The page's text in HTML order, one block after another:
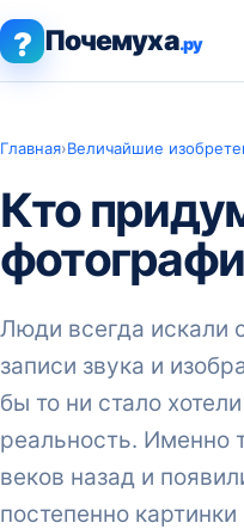
? Почемуха.ру
Главная›Величайшие
Кто
Люди всегда искали
записи звука и
бы то ни стало
реальность. Именно
веков назад и
постепенно